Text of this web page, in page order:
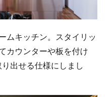
ムキッチン。スタイリッ
カウンターや板を付け
出せる仕様にしまし